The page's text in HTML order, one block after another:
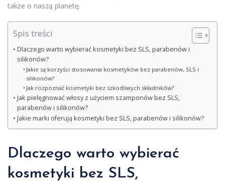
także o naszą planetę.
Spis treści
Dlaczego warto wybierać kosmetyki bez SLS, parabenów i
silikonów?
Jakie są korzyści stosowania kosmetyków bez parabenów, SLS i
silikonów?
Jak rozpoznać kosmetyki bez szkodliwych składników?
Jak pielęgnować włosy z użyciem szamponów bez SLS,
parabenów i silikonów?
Jakie marki oferują kosmetyki bez SLS, parabenów i silikonów?
Dlaczego warto wybierać
kosmetyki bez SLS,